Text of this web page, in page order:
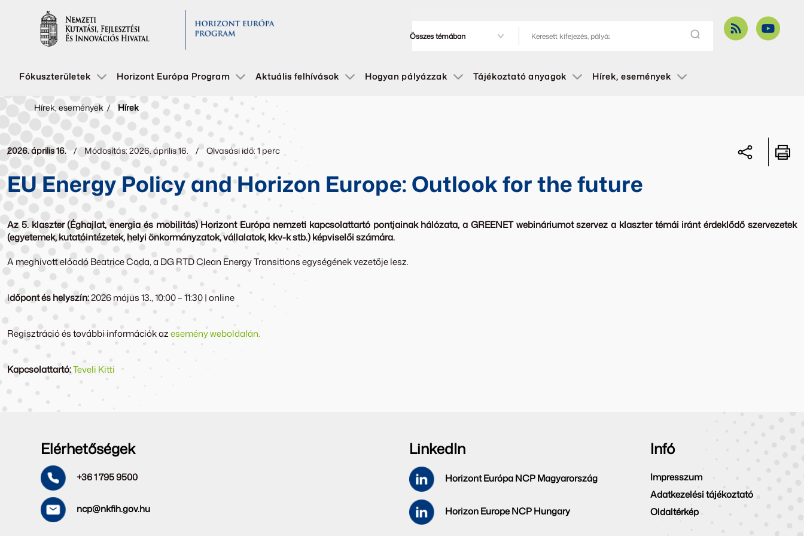
Fókuszterületek Horizont Európa Program Aktuális felhívások Hogyan pályázzak Tájékoztató anyagok Hírek, események
Hírek, események / Hírek
2026. április 16. Módosítás: 2026. április 16. Olvasási idő: 1 perc
EU Energy Policy and Horizon Europe: Outlook for the future
Az 5. klaszter (Éghajlat, energia és mobilitás) Horizont Európa nemzeti kapcsolattartó pontjainak hálózata, a GREENET webináriumot szervez a klaszter témái iránt érdeklődő szervezetek
(egyetemek, kutatóintézetek, helyi önkormányzatok, vállalatok, kkv-k stb.) képviselői számára.
A meghívott előadó Beatrice Coda, a DG RTD Clean Energy Transitions egységének vezetője lesz.
Időpont és helyszín:2026 május 13., 10:00 – 11:30 | online
Regisztráció és további információk azesemény weboldalán.
Kapcsolattartó:Teveli Kitti
Elérhetőségek
+36 1 795 9500
ncp@nkfih.gov.hu
LinkedIn
Horizont Európa NCP Magyarország
Horizon Europe NCP Hungary
Infó
Impresszum
Adatkezelési tájékoztató
Oldaltérkép